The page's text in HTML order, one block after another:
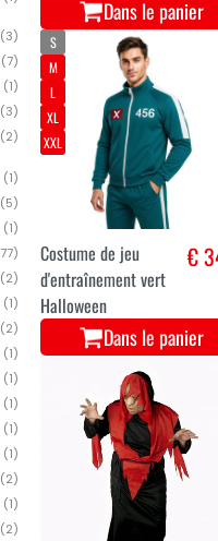
(3)
(7)
(1)
(3)
(2)
(1)
(5)
(1)
77)
(2)
(1)
(2)
(1)
(1)
(1)
(1)
(1)
(2)
(1)
(2)
Dans le panier
S
M
L
XL
XXL
Costume de jeu
d'entraînement vert
Halloween
€
Dans le panier